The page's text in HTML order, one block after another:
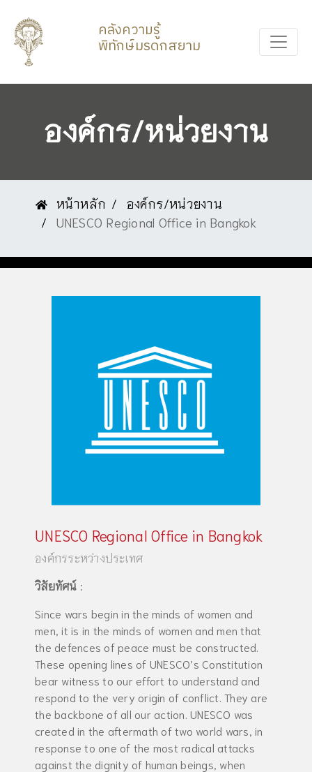
คลังความรู้
พิทักษ์มรดกสยาม
องค์กร/หน่วยงาน
หน้าหลัก
องค์กร/หน่วยงาน
UNESCO Regional Office in Bangkok
UNESCO Regional Office in Bangkok
องค์กรระหว่างประเทศ
วิสัยทัศน์ :
Since wars begin in the minds of women and
men, it is in the minds of women and men that
the defences of peace must be constructed.
These opening lines of UNESCO’s Constitution
bear witness to our effort to understand and
respond to the very origin of conflict. They are
the backbone of all our action. UNESCO was
created in the aftermath of two world wars, in
response to one of the most radical attacks
against the dignity of human beings, when